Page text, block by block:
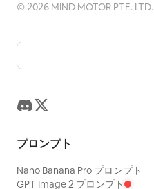
©2026 MIND MOTOR PTE. LTD.
プロンプト
Nano Banana Pro プロンプト
GPT Image 2 プロンプト